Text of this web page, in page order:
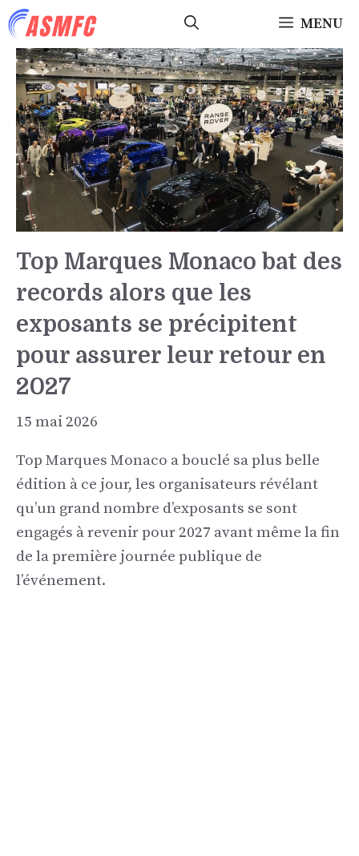
Aller
au
contenu
MENU
Top Marques Monaco bat des
records alors que les
exposants se précipitent
pour assurer leur retour en
2027
15 mai 2026
Top Marques Monaco a bouclé sa plus belle
édition à ce jour, les organisateurs révélant
qu’un grand nombre d’exposants se sont
engagés à revenir pour 2027 avant même la fin
de la première journée publique de
l’événement.